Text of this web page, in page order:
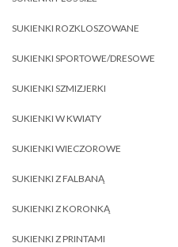
SUKIENKI ROZKLOSZOWANE
SUKIENKI SPORTOWE/DRESOWE
SUKIENKI SZMIZJERKI
SUKIENKI W KWIATY
SUKIENKI WIECZOROWE
SUKIENKI Z FALBANĄ
SUKIENKI Z KORONKĄ
SUKIENKI Z PRINTAMI